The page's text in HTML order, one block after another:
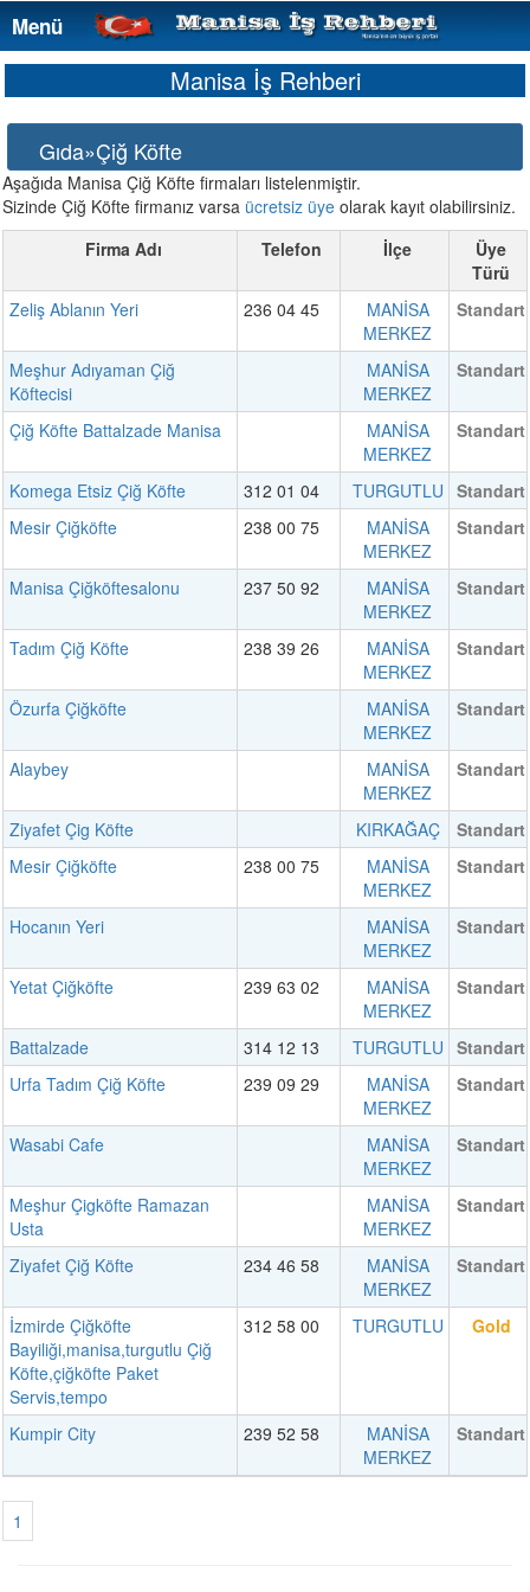
Menü
Menü
Manisa İş Rehberi
Gıda»Çiğ Köfte
Aşağıda Manisa Çiğ Köfte firmaları listelenmiştir.
Sizinde Çiğ Köfte firmanız varsa ücretsiz üye olarak kayıt olabilirsiniz.
Firma Adı
Telefon İlçe
Üye
Türü
Zeliş Ablanın Yeri
236 04 45
MANİSA
MERKEZ
Standart
Meşhur Adıyaman Çiğ
Köftecisi
MANİSA
MERKEZ
Standart
Çiğ Köfte Battalzade Manisa
MANİSA
MERKEZ
Standart
Komega Etsiz Çiğ Köfte 312 01 04 TURGUTLU Standart
Mesir Çiğköfte
238 00 75
MANİSA
MERKEZ
Standart
Manisa Çiğköftesalonu 237 50 92
MANİSA
MERKEZ
Standart
Tadım Çiğ Köfte 238 39 26
MANİSA
MERKEZ
Standart
Özurfa Çiğköfte
MANİSA
MERKEZ
Standart
Alaybey
MANİSA
MERKEZ
Standart
Ziyafet Çig Köfte KIRKAĞAÇ
Standart
Mesir Çiğköfte
238 00 75
MANİSA
MERKEZ
Standart
Hocanın Yeri
MANİSA
MERKEZ
Standart
Yetat Çiğköfte 239 63 02
MANİSA
MERKEZ
Standart
Battalzade 314 12 13 TURGUTLU Standart
Urfa Tadım Çiğ Köfte
239 09 29
MANİSA
MERKEZ
Standart
Wasabi Cafe
MANİSA
MERKEZ
Standart
Meşhur Çigköfte Ramazan
Usta
MANİSA
MERKEZ
Standart
Ziyafet Çiğ Köfte 234 46 58
MANİSA
MERKEZ
Standart
İzmirde Çiğköfte
Bayiliği,manisa,turgutlu Çiğ
Köfte,çiğköfte Paket
Servis,tempo
312 58 00 TURGUTLU Gold
Kumpir City 239 52 58
MANİSA
MERKEZ
Standart
1